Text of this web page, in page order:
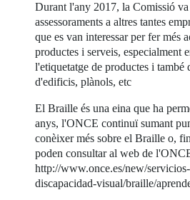
Durant l'any 2017, la Comissió
assessoraments a altres tantes
que es van interessar per fer més
productes i serveis, especialment
l'etiquetatge de productes i també
d'edificis, plànols, etc
El Braille és una eina que ha
anys, l'ONCE continuï sumant
conèixer més sobre el Braille o,
poden consultar al web de
http://www.once.es/new/
discapacidad-visual/braille/